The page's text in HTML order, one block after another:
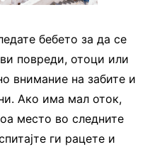
бебето за да се
повреди, отоци или
внимание на забите и
Ако има мал оток,
место во следните
ги рацете и